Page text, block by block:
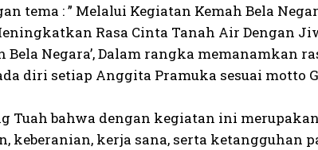
tema : ” Melalui Kegiatan Kemah Bela
Rasa Cinta Tanah Air Dengan
Negara’, Dalam rangka memanamkan
diri setiap Anggita Pramuka sesuai motto
Tuah bahwa dengan kegiatan ini
kerja sana, serta ketangguhan